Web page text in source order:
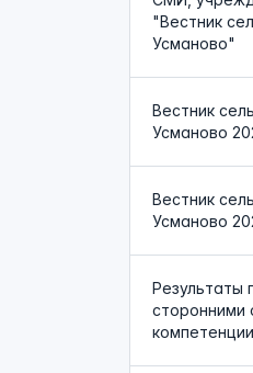
"Вестник
Усманово"
Вестник
Усманово
Вестник
Усманово
Результаты
сторонними
компетенции